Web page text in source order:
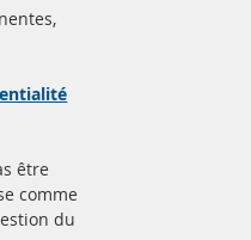
être
comme
du